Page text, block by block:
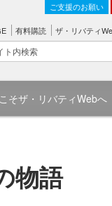
ご支援のお願い
有料購読 ザ・リバティ
そザ・リバティWebへ
物語